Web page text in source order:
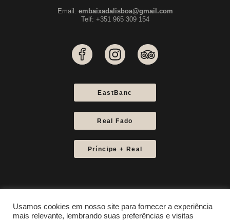
Email: embaixadalisboa@gmail.com
Telf: +351 965 309 154
EastBanc
Real Fado
Príncipe + Real
Usamos cookies em nosso site para fornecer a experiência
mais relevante, lembrando suas preferências e visitas